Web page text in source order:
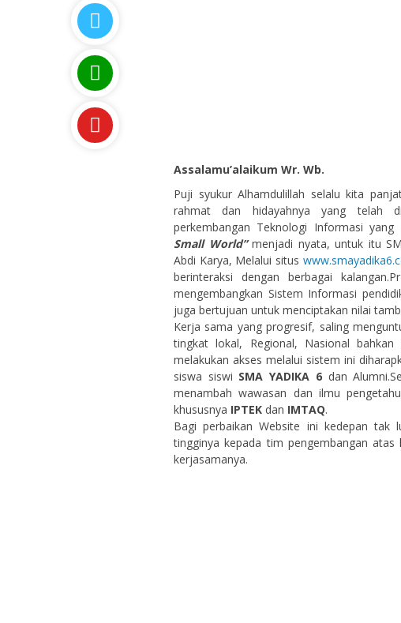
Assalamu’alaikum Wr. Wb.
Puji syukur Alhamdulillah selalu kita
rahmat dan hidayahnya yang telah
perkembangan Teknologi Informasi
Small World”menjadi nyata, untuk itu
Abdi Karya, Melalui situs
berinteraksi dengan berbagai
mengembangkan Sistem Informasi
juga bertujuan untuk menciptakan nilai
Kerja sama yang progresif, saling
tingkat lokal, Regional, Nasional
melakukan akses melalui sistem ini
siswa siswi SMA YADIKA 6dan
menambah wawasan dan ilmu
khususnya IPTEK dan IMTAQ.
Bagi perbaikan Website ini kedepan tak
tingginya kepada tim pengembangan
kerjasamanya.